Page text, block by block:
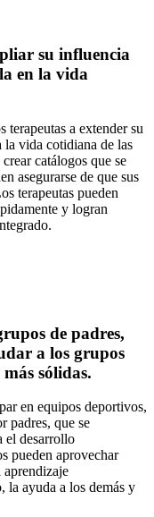
su influencia
en la vida
terapeutas a extender su
vida cotidiana de las
catálogos que se
asegurarse de que sus
terapeutas pueden
y logran
de padres,
a los grupos
sólidas.
en equipos deportivos,
padres, que se
el desarrollo
pueden aprovechar
aprendizaje
la ayuda a los demás y